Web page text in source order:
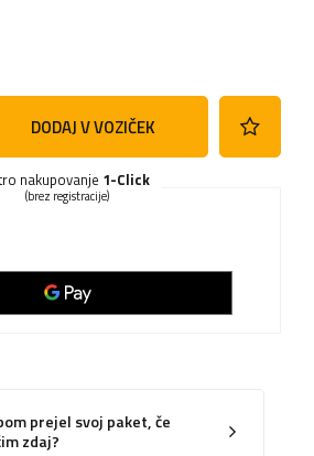
DODAJ V VOZIČEK
nakupovanje 1-Click
(brez registracije)
prejel svoj paket, če
zdaj?